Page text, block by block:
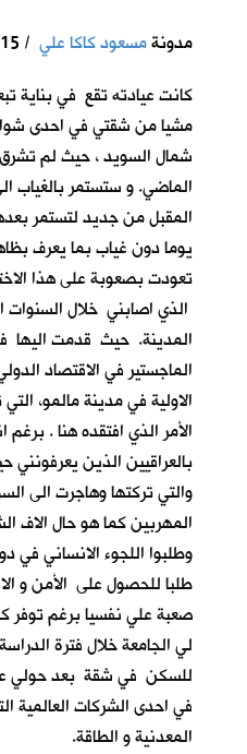
مدونةمسعود كاكا علي / 15 ، نوفمبر ، 2002 / السويد
كانت عيادته تقع في بناية
مشيا من شقتي في احدى
شمال السويد ، حيث لم
الماضي. و ستستمر بالغياب
المقبل من جديد لتستمر
يوما دون غياب بما يعرف
تعودت بصعوبة على هذا
الذي اصابني خلال السنوات
الماجستير في الاقتصاد
الاولية في مدينة مالمو،
الأمر الذي افتقده هنا .
بالعراقيين الذين
والتي تركتها وهاجرت الى
المهربين كما هو حال الاف
وطلبوا اللجوء الانساني في
طلبا للحصول على الأمن و
صعبة علي نفسيا برغم توفر
لي الجامعة خلال فترة
للسكن في شقة بعد حولي
في احدى الشركات العالمية
المعدنية و الطاقة.